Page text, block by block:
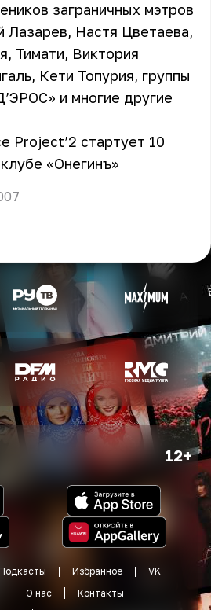
заграничных мэтров
Лазарев, Настя Цветаева,
Тимати, Виктория
Кети Топурия, группы
и многие другие
Project’2 стартует 10
«Онегинъ»
12+
Избранное
VK
О нас
Контакты